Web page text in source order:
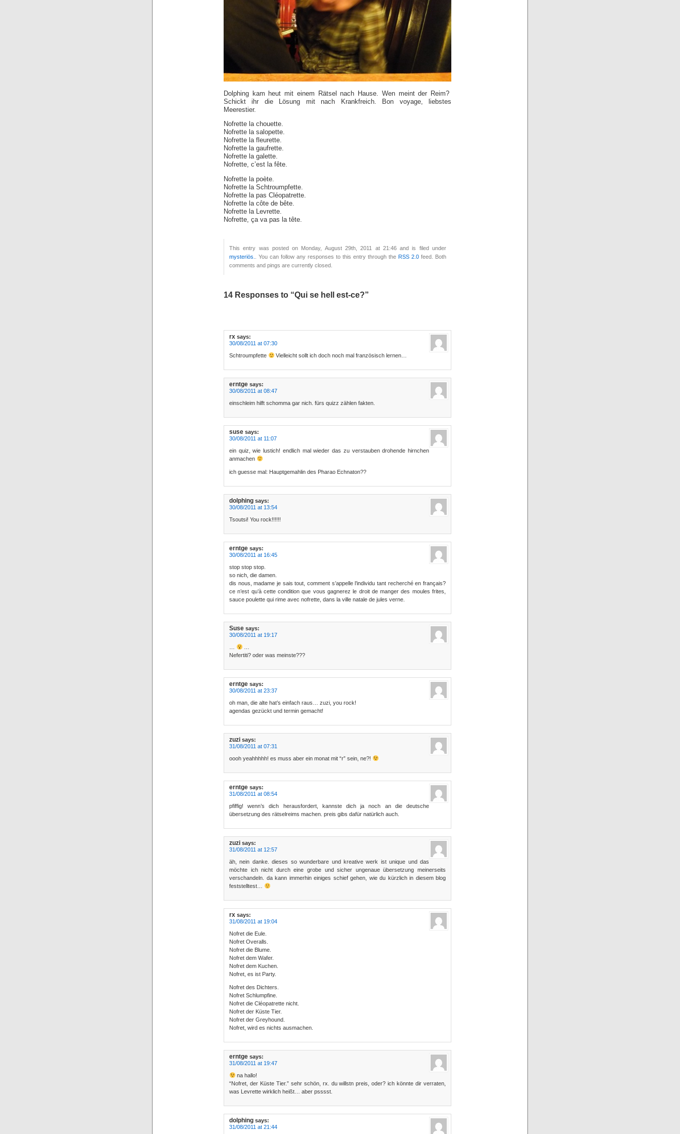
Dolphing kam heut mit einem Rätsel nach Hause. Wen meint der Reim?
Schickt ihr die Lösung mit nach Krankfreich. Bon voyage, liebstes
Meerestier.
Nofrette la chouette.
Nofrette la salopette.
Nofrette la fleurette.
Nofrette la gaufrette.
Nofrette la galette.
Nofrette, c’est la fête.
Nofrette la poète.
Nofrette la Schtroumpfette.
Nofrette la pas Cléopatrette.
Nofrette la côte de bête.
Nofrette la Levrette.
Nofrette, ça va pas la tête.
This entry was posted on Monday, August 29th, 2011 at 21:46 and is filed under
mysteriös.
. You can follow any responses to this entry through the RSS 2.0 feed. Both
comments and pings are currently closed.
14 Responses to “Qui se hell est-ce?”
rx says:
30/08/2011 at 07:30
Schtroumpfette
Vielleicht sollt ich doch noch mal französisch lernen…
erntge says:
30/08/2011 at 08:47
einschleim hilft schomma gar nich. fürs quizz zählen fakten.
suse says:
30/08/2011 at 11:07
ein quiz, wie lustich! endlich mal wieder das zu verstauben drohende hirnchen
anmachen
ich guesse mal: Hauptgemahlin des Pharao Echnaton??
dolphing says:
30/08/2011 at 13:54
Tsoutsi! You rock!!!!!!
erntge says:
30/08/2011 at 16:45
stop stop stop.
so nich, die damen.
dis nous, madame je sais tout, comment s’appelle l’individu tant recherché en français?
ce n’est qu’à cette condition que vous gagnerez le droit de manger des moules frites,
sauce poulette qui rime avec nofrette, dans la ville natale de jules verne.
Suse says:
30/08/2011 at 19:17
Nefertiti? oder was meinste???
erntge says:
30/08/2011 at 23:37
oh man, die alte hat’s einfach raus… zuzi, you rock!
agendas gezückt und termin gemacht!
zuzi says:
31/08/2011 at 07:31
oooh yeahhhhh! es muss aber ein monat mit “r” sein, ne?!
erntge says:
31/08/2011 at 08:54
pfiffig! wenn’s dich herausfordert, kannste dich ja noch an die deutsche
übersetzung des rätselreims machen. preis gibs dafür natürlich auch.
zuzi says:
31/08/2011 at 12:57
äh, nein danke. dieses so wunderbare und kreative werk ist unique und das
möchte ich nicht durch eine grobe und sicher ungenaue übersetzung meinerseits
verschandeln. da kann immerhin einiges schief gehen, wie du kürzlich in diesem blog
feststelltest…
rx says:
31/08/2011 at 19:04
Nofret die Eule.
Nofret Overalls.
Nofret die Blume.
Nofret dem Wafer.
Nofret dem Kuchen.
Nofret, es ist Party.
Nofret des Dichters.
Nofret Schlumpfine.
Nofret die Cléopatrette nicht.
Nofret der Küste Tier.
Nofret der Greyhound.
Nofret, wird es nichts ausmachen.
erntge says:
31/08/2011 at 19:47
na hallo!
“Nofret, der Küste Tier.” sehr schön, rx. du willstn preis, oder? ich könnte dir verraten,
was Levrette wirklich heißt… aber psssst.
dolphing says:
31/08/2011 at 21:44